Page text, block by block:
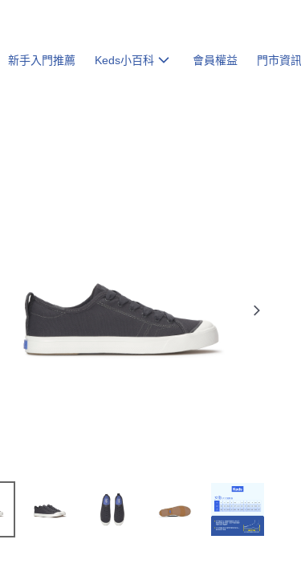
新手入門推薦 Keds小百科 會員權益 門市資訊